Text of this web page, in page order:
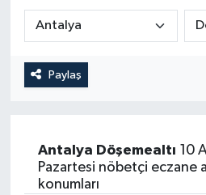
Paylaş
Antalya Döşemealtı 10
Pazartesi nöbetçi eczane
konumları
Video Galeri
Tüm Manşetler
Son Dakika Haberleri